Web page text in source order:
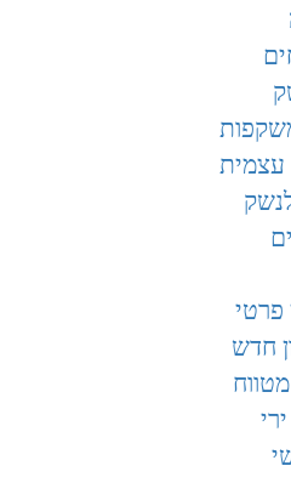
עצמית
פרטי
חדש